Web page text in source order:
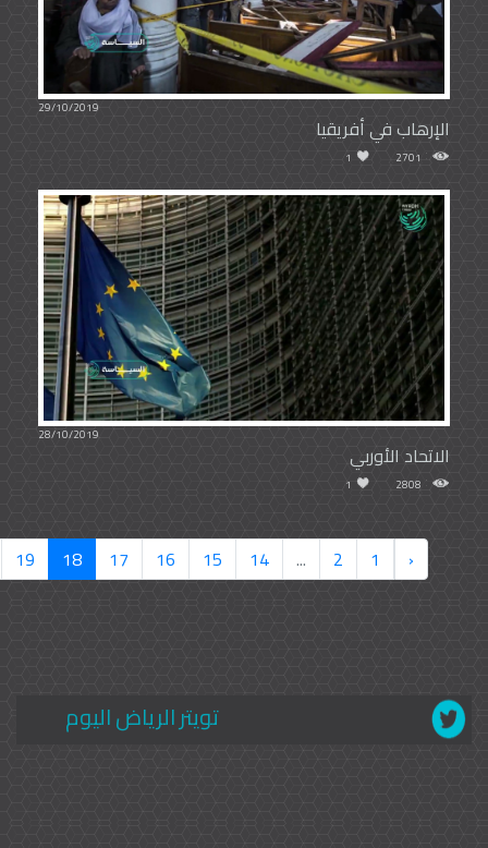
29/10/2019
الإرهاب في أفريقيا
2701
1
28/10/2019
الاتحاد الأوربي
2808
1
‹
1
2
...
14
15
16
17
18
19
تويتر الرياض اليوم